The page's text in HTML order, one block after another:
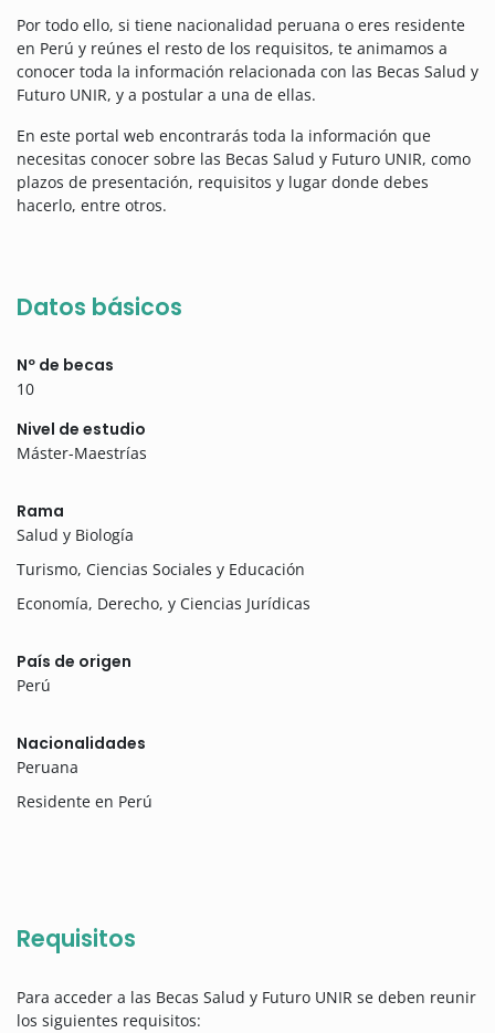
Por todo ello, si tiene nacionalidad peruana o eres residente
en Perú y reúnes el resto de los requisitos, te animamos a
conocer toda la información relacionada con las Becas Salud y
Futuro UNIR, y a postular a una de ellas.
En este portal web encontrarás toda la información que
necesitas conocer sobre las Becas Salud y Futuro UNIR, como
plazos de presentación, requisitos y lugar donde debes
hacerlo, entre otros.
Datos básicos
Nº de becas
10
Nivel de estudio
Máster-Maestrías
Rama
Salud y Biología
Turismo, Ciencias Sociales y Educación
Economía, Derecho, y Ciencias Jurídicas
País de origen
Perú
Nacionalidades
Peruana
Residente en Perú
Requisitos
Para acceder a las Becas Salud y Futuro UNIR se deben reunir
los siguientes requisitos: